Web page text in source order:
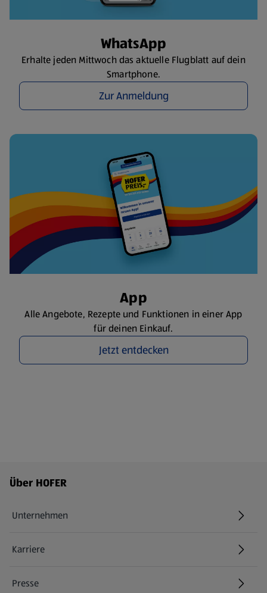
WhatsApp
Erhalte jeden Mittwoch das aktuelle Flugblatt auf dein
Smartphone.
Zur Anmeldung
App
Alle Angebote, Rezepte und Funktionen in einer App
für deinen Einkauf.
Jetzt entdecken
Fußzeilenmenü - weitere Links
Über HOFER
Unternehmen
Karriere
(öffnet in einem neuen Tab)
Presse